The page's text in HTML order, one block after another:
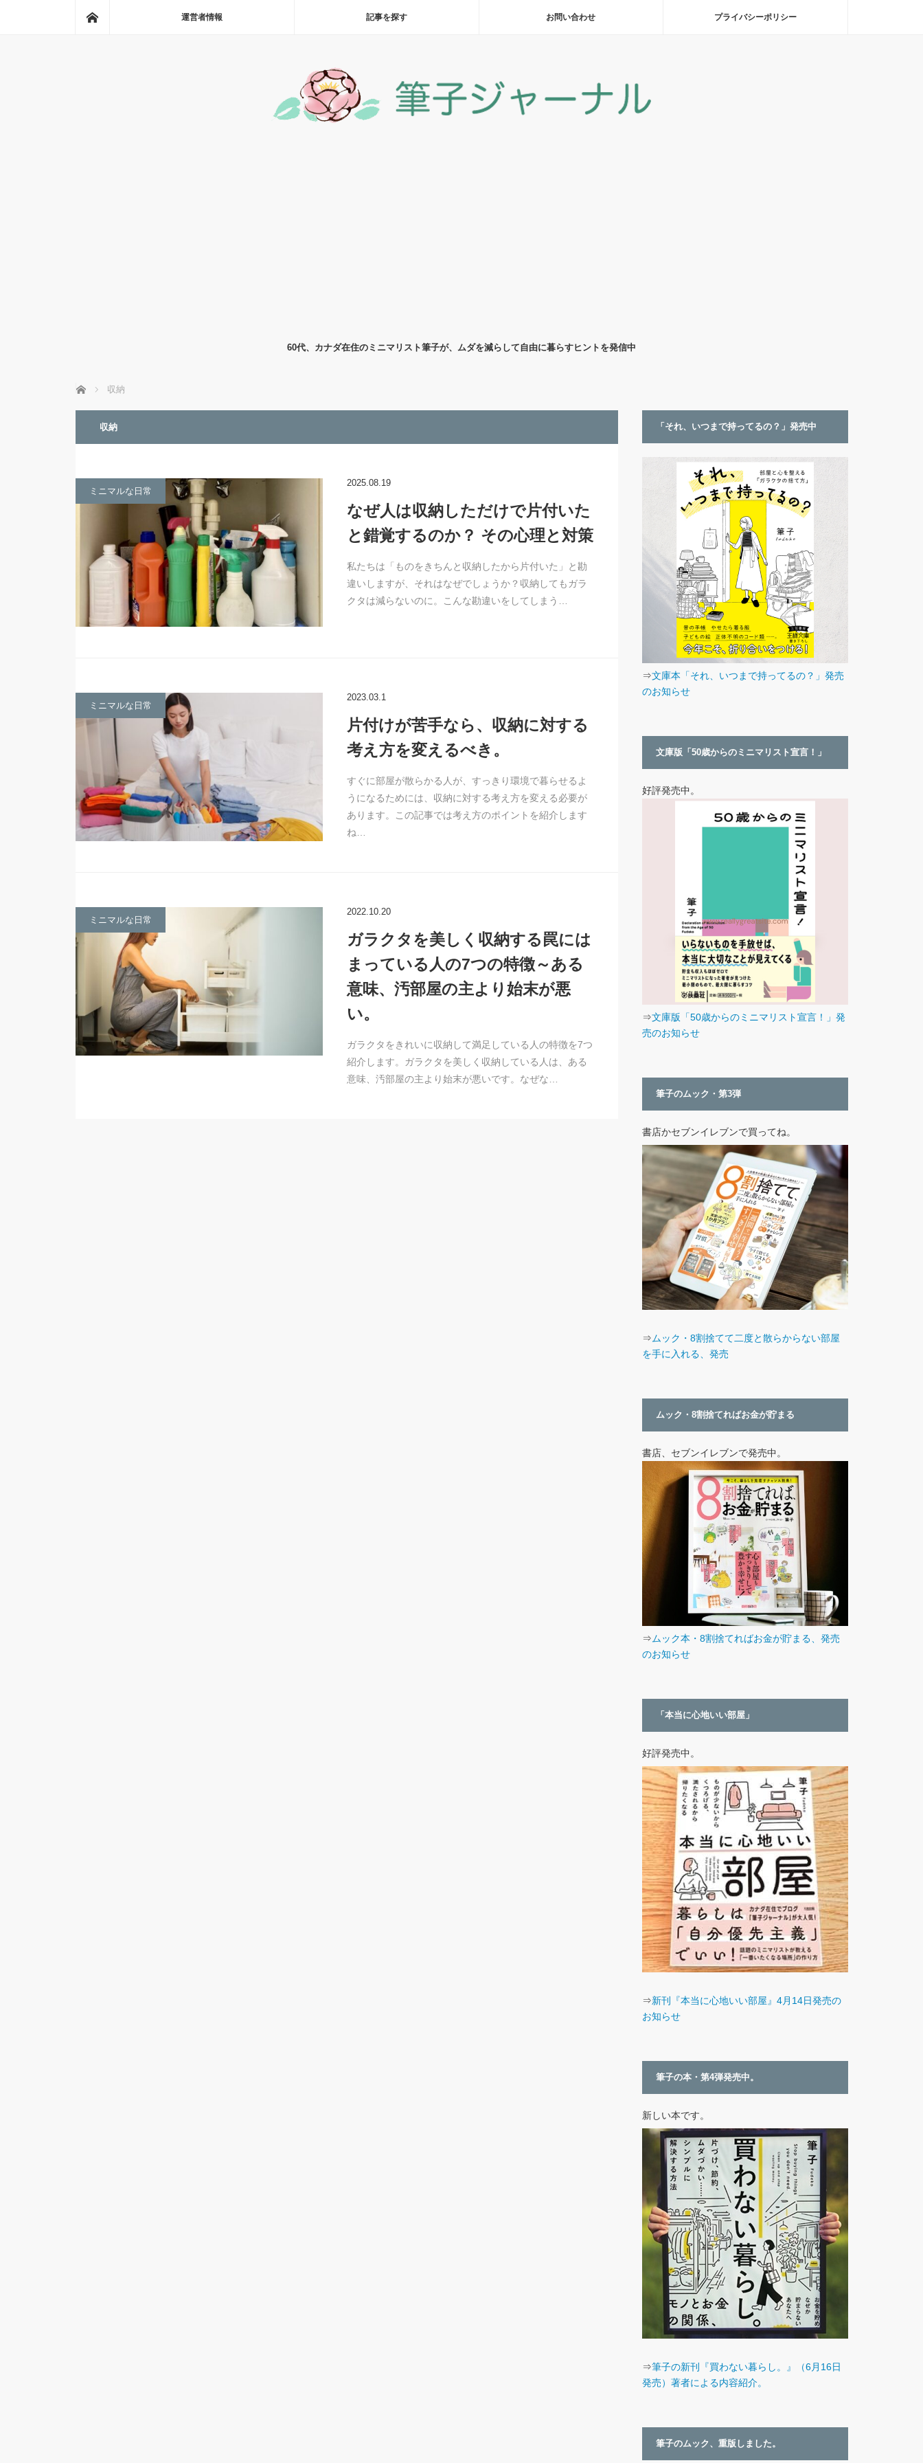
運営者情報 記事を探す お問い合わせ プライバシーポリシー
60代、カナダ在住のミニマリスト筆子が、ムダを減らして自由に暮らすヒントを発信中
ホーム 収納
収納
ミニマルな日常
2025.08.19
なぜ人は収納しただけで片付いた
と錯覚するのか？ その心理と対策
私たちは「ものをきちんと収納したから片付いた」と勘
違いしますが、それはなぜでしょうか？収納してもガラ
クタは減らないのに。こんな勘違いをしてしまう…
ミニマルな日常
2023.03.1
片付けが苦手なら、収納に対する
考え方を変えるべき。
すぐに部屋が散らかる人が、すっきり環境で暮らせるよ
うになるためには、収納に対する考え方を変える必要が
あります。この記事では考え方のポイントを紹介します
ね…
ミニマルな日常
2022.10.20
ガラクタを美しく収納する罠には
まっている人の7つの特徴～ある
意味、汚部屋の主より始末が悪
い。
ガラクタをきれいに収納して満足している人の特徴を7つ
紹介します。ガラクタを美しく収納している人は、ある
意味、汚部屋の主より始末が悪いです。なぜな…
「それ、いつまで持ってるの？」発売中
⇒文庫本「それ、いつまで持ってるの？」発売
のお知らせ
文庫版「50歳からのミニマリスト宣言！」
好評発売中。
⇒文庫版「50歳からのミニマリスト宣言！」発
売のお知らせ
筆子のムック・第3弾
書店かセブンイレブンで買ってね。
⇒ムック・8割捨てて二度と散らからない部屋
を手に入れる、発売
ムック・8割捨てればお金が貯まる
書店、セブンイレブンで発売中。
⇒ムック本・8割捨てればお金が貯まる、発売
のお知らせ
「本当に心地いい部屋」
好評発売中。
⇒新刊『本当に心地いい部屋』4月14日発売の
お知らせ
筆子の本・第4弾発売中。
新しい本です。
⇒筆子の新刊『買わない暮らし。』（6月16日
発売）著者による内容紹介。
筆子のムック、重版しました。